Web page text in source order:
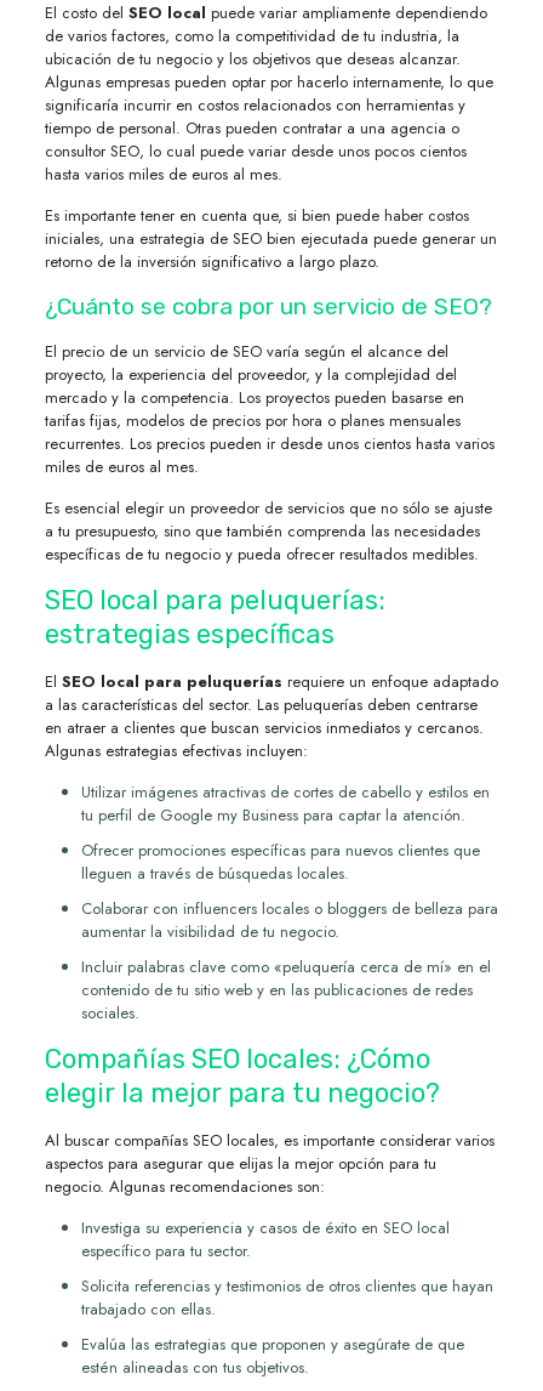
El costo del SEO local puede variar ampliamente dependiendo
de varios factores, como la competitividad de tu industria, la
ubicación de tu negocio y los objetivos que deseas alcanzar.
Algunas empresas pueden optar por hacerlo internamente, lo que
significaría incurrir en costos relacionados con herramientas y
tiempo de personal. Otras pueden contratar a una agencia o
consultor SEO, lo cual puede variar desde unos pocos cientos
hasta varios miles de euros al mes.
Es importante tener en cuenta que, si bien puede haber costos
iniciales, una estrategia de SEO bien ejecutada puede generar un
retorno de la inversión significativo a largo plazo.
¿Cuánto se cobra por un servicio de SEO?
El precio de un servicio de SEO varía según el alcance del
proyecto, la experiencia del proveedor, y la complejidad del
mercado y la competencia. Los proyectos pueden basarse en
tarifas fijas, modelos de precios por hora o planes mensuales
recurrentes. Los precios pueden ir desde unos cientos hasta varios
miles de euros al mes.
Es esencial elegir un proveedor de servicios que no sólo se ajuste
a tu presupuesto, sino que también comprenda las necesidades
específicas de tu negocio y pueda ofrecer resultados medibles.
SEO local para peluquerías:
estrategias específicas
El SEO local para peluquerías requiere un enfoque adaptado
a las características del sector. Las peluquerías deben centrarse
en atraer a clientes que buscan servicios inmediatos y cercanos.
Algunas estrategias efectivas incluyen:
Utilizar imágenes atractivas de cortes de cabello y estilos en
tu perfil de Google my Business para captar la atención.
Ofrecer promociones específicas para nuevos clientes que
lleguen a través de búsquedas locales.
Colaborar con influencers locales o bloggers de belleza para
aumentar la visibilidad de tu negocio.
Incluir palabras clave como «peluquería cerca de mí» en el
contenido de tu sitio web y en las publicaciones de redes
sociales.
Compañías SEO locales: ¿Cómo
elegir la mejor para tu negocio?
Al buscar compañías SEO locales, es importante considerar varios
aspectos para asegurar que elijas la mejor opción para tu
negocio. Algunas recomendaciones son:
Investiga su experiencia y casos de éxito en SEO local
específico para tu sector.
Solicita referencias y testimonios de otros clientes que hayan
trabajado con ellas.
Evalúa las estrategias que proponen y asegúrate de que
estén alineadas con tus objetivos.